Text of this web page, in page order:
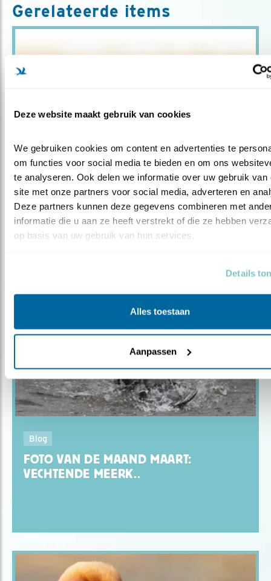
Deze website maakt gebruik van cookies
We gebruiken cookies om content en advertenties te
om functies voor social media te bieden en om ons
te analyseren. Ook delen we informatie over uw gebruik van
site met onze partners voor social media, adverteren en
Deze partners kunnen deze gegevens combineren met
informatie die u aan ze heeft verstrekt of die ze hebben
op basis van uw gebruik van hun services.
Details
Alles toestaan
Aanpassen
Gerelateerde items
Blog
FOTO VAN DE MAAND APRIL: PAARTJE
SLOBEEN..
Blog
FOTO VAN DE MAAND MAART:
VECHTENDE MEERK..